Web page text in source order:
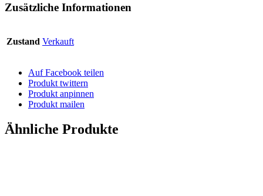
Zusätzliche Informationen
Zustand Verkauft
Auf Facebook teilen
Produkt twittern
Produkt anpinnen
Produkt mailen
Ähnliche Produkte